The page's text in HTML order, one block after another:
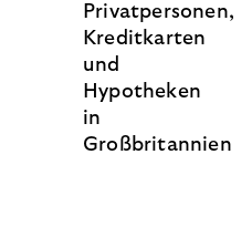
Privatpersonen,
Kreditkarten
und
Hypotheken
in
Großbritannien